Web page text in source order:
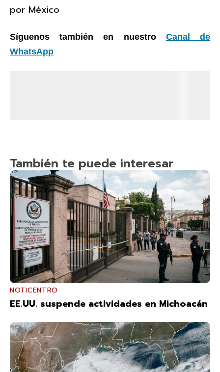
por México
Síguenos también en nuestro Canal de
WhatsApp
También te puede interesar
NOTICENTRO
EE.UU. suspende actividades en Michoacán